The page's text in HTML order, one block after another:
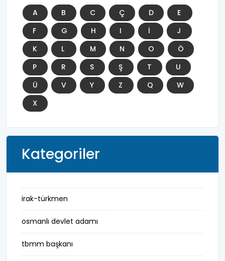
A B C Ç D
E
F
G H I İ
J
K
L M N O
Ö
P
R S Ş T
U
Ü
V Y Z Q
W
X
Kategoriler
irak-türkmen
osmanlı devlet adamı
tbmm başkanı